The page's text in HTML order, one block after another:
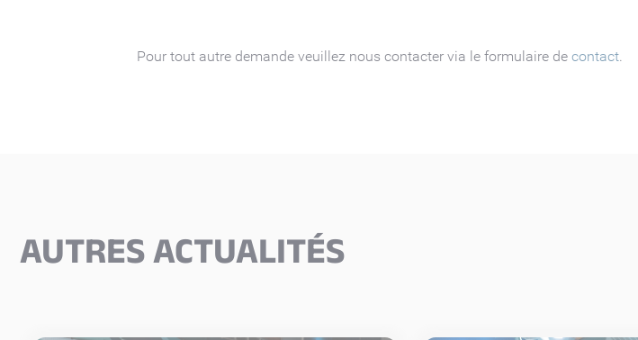
Pour tout autre demande veuillez nous contacter via le formulaire de contact.
AUTRES ACTUALITÉS